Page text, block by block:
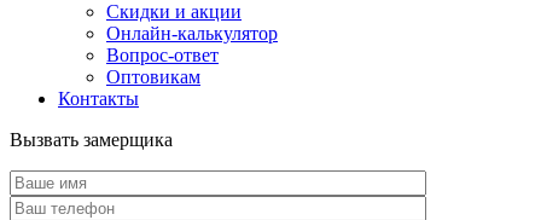
Скидки и акции
Онлайн-калькулятор
Вопрос-ответ
Оптовикам
Контакты
Вызвать замерщика